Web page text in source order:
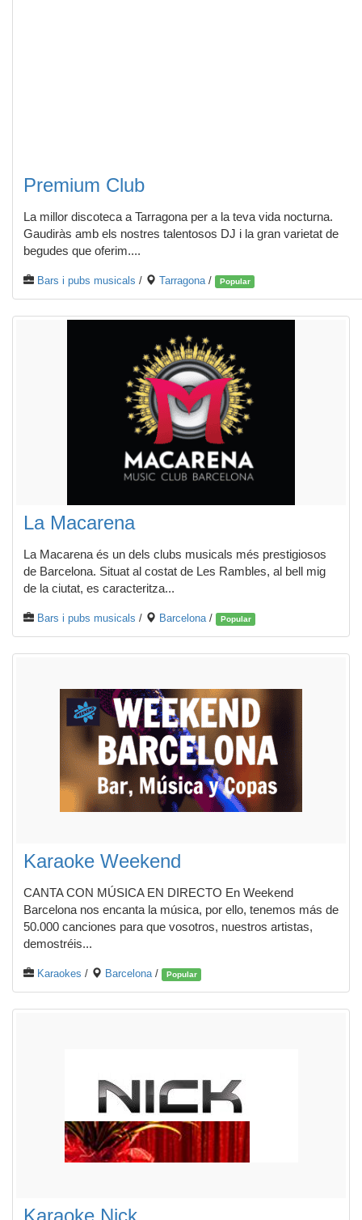
Premium Club
La millor discoteca a Tarragona per a la teva vida nocturna.
Gaudiràs amb els nostres talentosos DJ i la gran varietat de
begudes que oferim....
Bars i pubs musicals / Tarragona / Popular
La Macarena
La Macarena és un dels clubs musicals més prestigiosos
de Barcelona. Situat al costat de Les Rambles, al bell mig
de la ciutat, es caracteritza...
Bars i pubs musicals / Barcelona/ Popular
Karaoke Weekend
CANTA CON MÚSICA EN DIRECTO En Weekend
Barcelona nos encanta la música, por ello, tenemos más de
50.000 canciones para que vosotros, nuestros artistas,
demostréis...
Karaokes / Barcelona / Popular